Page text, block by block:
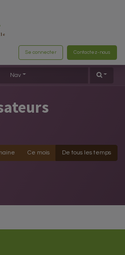
Se connecter Contactez-nous
Nav
Ce mois De tous les temps